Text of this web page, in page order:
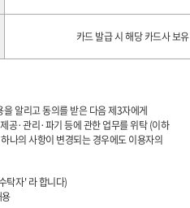
카드 발급 시 해당 카드사 보
알리고 동의를 받은 다음 제3자에게
공·관리·파기 등에 관한 업무를 위탁 (이하
나의 사항이 변경되는 경우에도 이용자의
탁자' 라 합니다)